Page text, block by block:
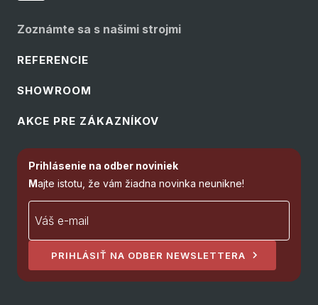
Zoznámte sa s našimi strojmi
REFERENCIE
SHOWROOM
AKCE PRE ZÁKAZNÍKOV
Prihlásenie na odber noviniek
Majte istotu, že vám žiadna novinka neunikne!
PRIHLÁSIŤ NA ODBER NEWSLETTERA